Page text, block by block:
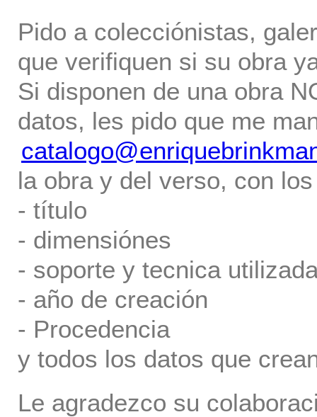
Pido a colecciónistas,
que verifiquen si su obra
Si disponen de una obra
datos, les pido que me
la obra y del verso, con
- título
- dimensiónes
- soporte y tecnica
- año de creación
- Procedencia
y todos los datos que
Le agradezco su